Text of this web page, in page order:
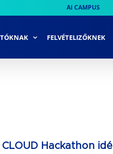
AI CAMPUS
FELVÉTELIZŐKNEK
Hackathon